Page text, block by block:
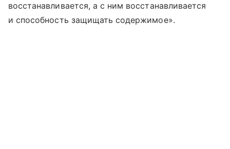
восстанавливается, а с ним восстанавливается
и способность защищать содержимое».